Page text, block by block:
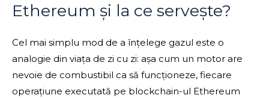
Ethereum și la ce servește?
Cel mai simplu mod de a înțelege gazul este o
analogie din viața de zi cu zi: așa cum un motor are
nevoie de combustibil ca să funcționeze, fiecare
operațiune executată pe blockchain-ul Ethereum